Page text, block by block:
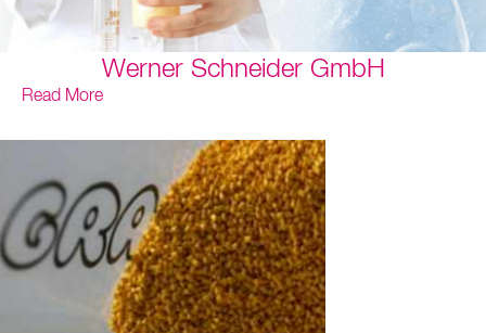
Werner Schneider GmbH
Read More